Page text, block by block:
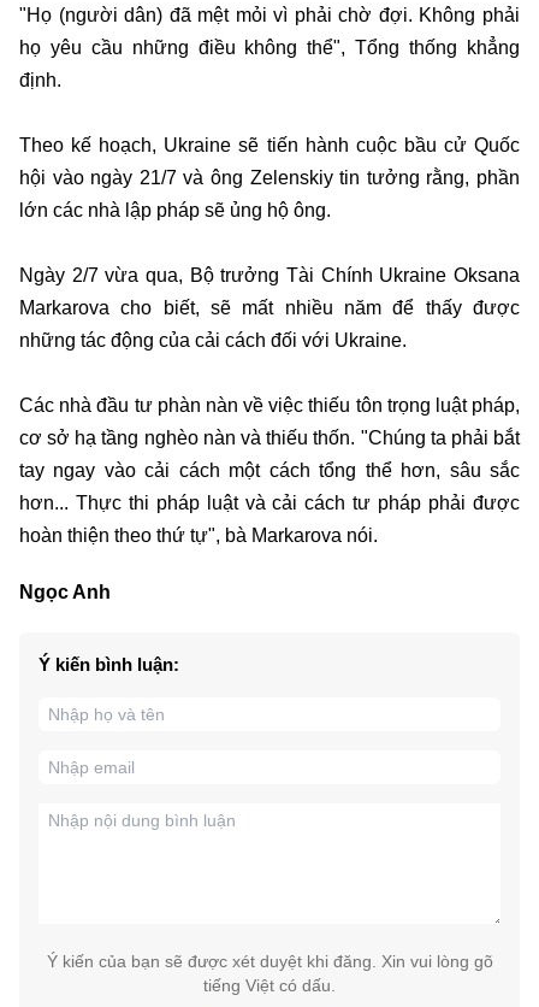
"Họ (người dân) đã mệt mỏi vì phải chờ đợi. Không phải
họ yêu cầu những điều không thể", Tổng thống khẳng
định.
Theo kế hoạch, Ukraine sẽ tiến hành cuộc bầu cử Quốc
hội vào ngày 21/7 và ông Zelenskiy tin tưởng rằng, phần
lớn các nhà lập pháp sẽ ủng hộ ông.
Ngày 2/7 vừa qua, Bộ trưởng Tài Chính Ukraine Oksana
Markarova cho biết, sẽ mất nhiều năm để thấy được
những tác động của cải cách đối với Ukraine.
Các nhà đầu tư phàn nàn về việc thiếu tôn trọng luật pháp,
cơ sở hạ tầng nghèo nàn và thiếu thốn. "Chúng ta phải bắt
tay ngay vào cải cách một cách tổng thể hơn, sâu sắc
hơn... Thực thi pháp luật và cải cách tư pháp phải được
hoàn thiện theo thứ tự", bà Markarova nói.
Ngọc Anh
Ý kiến bình luận:
Ý kiến của bạn sẽ được xét duyệt khi đăng. Xin vui lòng gõ
tiếng Việt có dấu.